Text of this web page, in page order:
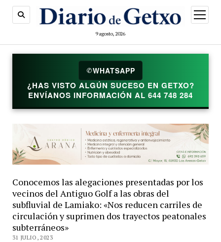
9 agosto, 2026
abrir
menú
✆WHATSAPP
¿HAS VISTO ALGÚN SUCESO EN GETXO?
ENVÍANOS INFORMACIÓN AL 644 748 284
Conocemos las alegaciones presentadas por los
vecinos del Antiguo Golf a las obras del
subfluvial de Lamiako: «Nos reducen carriles de
circulación y suprimen dos trayectos peatonales
subterráneos»
31 JULIO, 2023